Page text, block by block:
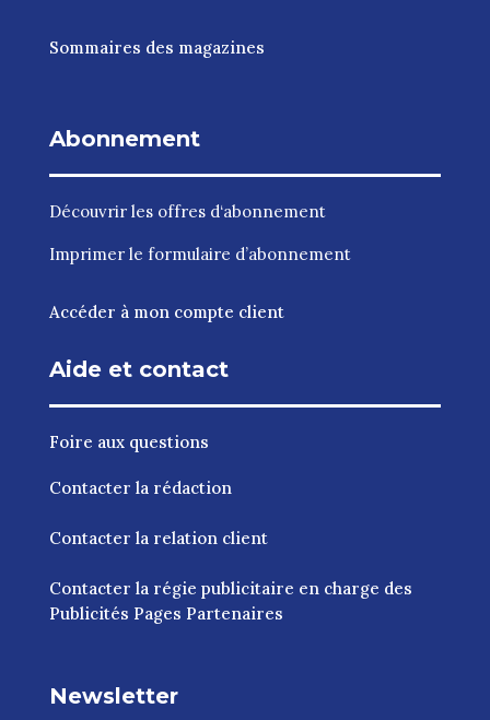
Sommaires des magazines
Abonnement
Découvrir les offres d‘abonnement
Imprimer le formulaire d’abonnement
Accéder à mon compte client
Aide et contact
Foire aux questions
Contacter la rédaction
Contacter la relation client
Contacter la régie publicitaire en charge des
Publicités Pages Partenaires
Newsletter